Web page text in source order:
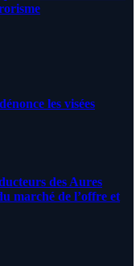
les visées
des Aures
marché de l’offre et